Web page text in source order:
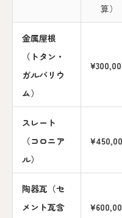
算）
金属屋根
（トタン・
ガルバリウ
ム）
スレート
（コロニア
ル）
陶器瓦（セ
メント瓦含